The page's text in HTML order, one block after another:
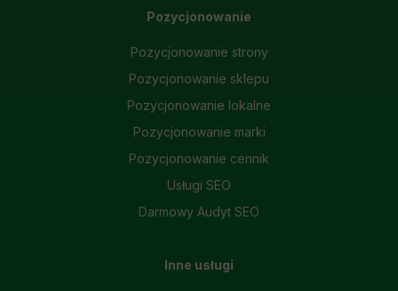
Pozycjonowanie
Pozycjonowanie strony
Pozycjonowanie sklepu
Pozycjonowanie lokalne
Pozycjonowanie marki
Pozycjonowanie cennik
Usługi SEO
Darmowy Audyt SEO
Inne usługi